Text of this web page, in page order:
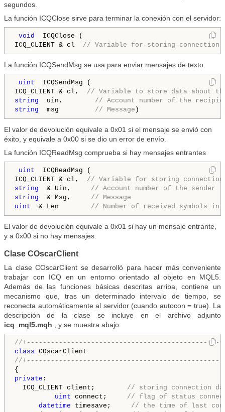
segundos.
La función ICQClose sirve para terminar la conexión con el servidor:
void
ICQClose (
ICQ_CLIENT & cl
// Variable for storing connection
La función ICQSendMsg se usa para enviar mensajes de texto:
uint
ICQSendMsg (
ICQ_CLIENT & cl,
// Variable to store data about
string
uin,
// Account number of the
string
msg
        // Message
)
El valor de devolución equivale a 0x01 si el mensaje se envió con
éxito, y equivale a 0x00 si se dio un error de envío.
La función ICQReadMsg comprueba si hay mensajes entrantes
uint
ICQReadMsg (
ICQ_CLIENT & cl,
// Variable for storing
string
& Uin,
    // Account number of the sender
string
& Msg,
    // Message
uint
& Len
// Number of received symbols in
El valor de devolución equivale a 0x01 si hay un mensaje entrante,
y a 0x00 si no hay mensajes.
Clase COscarClient
La clase COscarClient se desarrolló para hacer más conveniente
trabajar con ICQ en un entorno orientado al objeto en MQL5.
Además de las funciones básicas descritas arriba, contiene un
mecanismo que, tras un determinado intervalo de tiempo, se
reconecta automáticamente al servidor (cuando autocon = true). La
descripción de la clase se incluye en el archivo adjunto
icq_mql5.mqh
, y se muestra abajo:
//
class
//
private :
ICQ_CLIENT client; // storing connection
uint connect; // flag of status
datetime timesave; // the time of last